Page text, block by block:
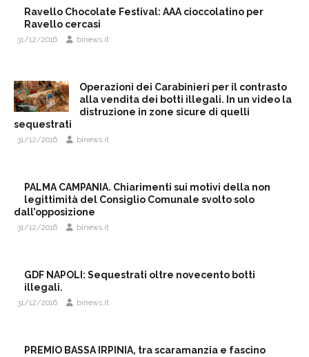
Ravello Chocolate Festival: AAA cioccolatino per
Ravello cercasi
31/12/2016 binews.it
Operazioni dei Carabinieri per il contrasto
alla vendita dei botti illegali. In un video la
distruzione in zone sicure di quelli
sequestrati
31/12/2016 binews.it
PALMA CAMPANIA. Chiarimenti sui motivi della non
legittimità del Consiglio Comunale svolto solo
dall’opposizione
31/12/2016 binews.it
GDF NAPOLI: Sequestrati oltre novecento botti
illegali.
31/12/2016 binews.it
PREMIO BASSA IRPINIA, tra scaramanzia e fascino